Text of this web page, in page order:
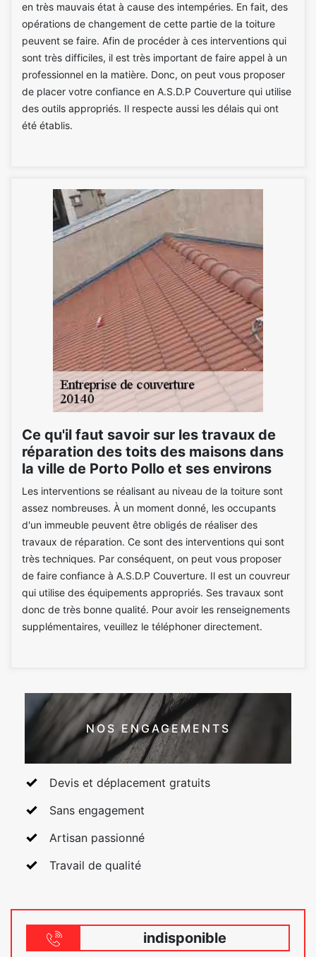
en très mauvais état à cause des intempéries. En fait, des
opérations de changement de cette partie de la toiture
peuvent se faire. Afin de procéder à ces interventions qui
sont très difficiles, il est très important de faire appel à un
professionnel en la matière. Donc, on peut vous proposer
de placer votre confiance en A.S.D.P Couverture qui utilise
des outils appropriés. Il respecte aussi les délais qui ont
été établis.
Ce qu'il faut savoir sur les travaux de
réparation des toits des maisons dans
la ville de Porto Pollo et ses environs
Les interventions se réalisant au niveau de la toiture sont
assez nombreuses. À un moment donné, les occupants
d'un immeuble peuvent être obligés de réaliser des
travaux de réparation. Ce sont des interventions qui sont
très techniques. Par conséquent, on peut vous proposer
de faire confiance à A.S.D.P Couverture. Il est un couvreur
qui utilise des équipements appropriés. Ses travaux sont
donc de très bonne qualité. Pour avoir les renseignements
supplémentaires, veuillez le téléphoner directement.
NOS ENGAGEMENTS
Devis et déplacement gratuits
Sans engagement
Artisan passionné
Travail de qualité
indisponible